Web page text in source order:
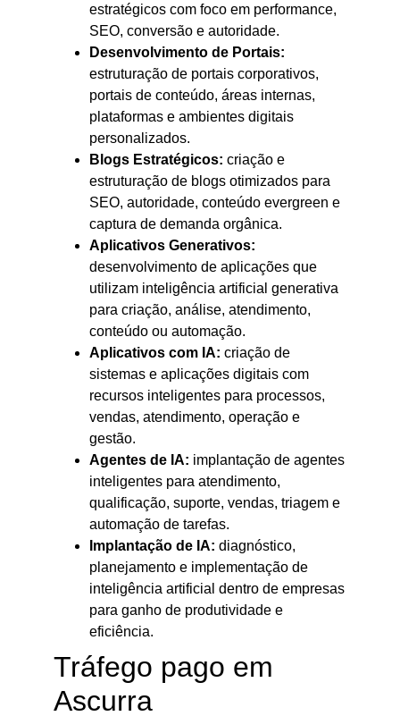
estratégicos com foco em performance,
SEO, conversão e autoridade.
Desenvolvimento de Portais:
estruturação de portais corporativos,
portais de conteúdo, áreas internas,
plataformas e ambientes digitais
personalizados.
Blogs Estratégicos: criação e
estruturação de blogs otimizados para
SEO, autoridade, conteúdo evergreen e
captura de demanda orgânica.
Aplicativos Generativos:
desenvolvimento de aplicações que
utilizam inteligência artificial generativa
para criação, análise, atendimento,
conteúdo ou automação.
Aplicativos com IA: criação de
sistemas e aplicações digitais com
recursos inteligentes para processos,
vendas, atendimento, operação e
gestão.
Agentes de IA: implantação de agentes
inteligentes para atendimento,
qualificação, suporte, vendas, triagem e
automação de tarefas.
Implantação de IA: diagnóstico,
planejamento e implementação de
inteligência artificial dentro de empresas
para ganho de produtividade e
eficiência.
Tráfego pago em
Ascurra